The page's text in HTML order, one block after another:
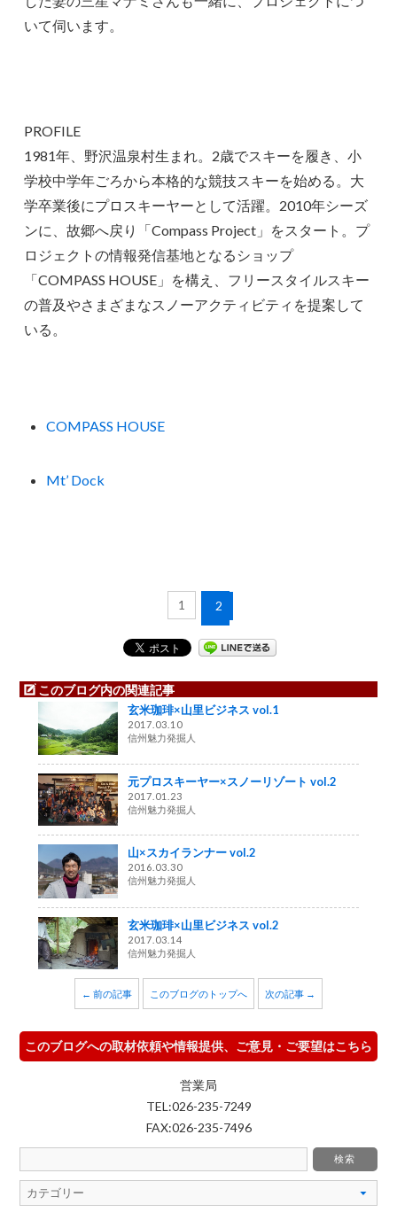
いて伺います。
PROFILE
1981年、野沢温泉村生まれ。2歳でスキーを履き、小
学校中学年ごろから本格的な競技スキーを始める。大
学卒業後にプロスキーヤーとして活躍。2010年シーズ
ンに、故郷へ戻り「Compass Project」をスタート。プ
ロジェクトの情報発信基地となるショップ
「COMPASS HOUSE」を構え、フリースタイルスキー
の普及やさまざまなスノーアクティビティを提案して
いる。
COMPASS HOUSE
Mt’ Dock
1 2
このブログ内の関連記事
玄米珈琲×山里ビジネス vol.1
2017.03.10
信州魅力発掘人
元プロスキーヤー×スノーリゾート vol.2
2017.01.23
信州魅力発掘人
山×スカイランナー vol.2
2016.03.30
信州魅力発掘人
玄米珈琲×山里ビジネス vol.2
2017.03.14
信州魅力発掘人
← 前の記事 このブログのトップへ 次の記事 →
このブログへの取材依頼や情報提供、ご意見・ご要望はこちら
営業局
TEL:026-235-7249
FAX:026-235-7496